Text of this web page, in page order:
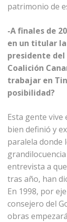
patrimonio de
-A finales de
en un titular
presidente del
Coalición
trabajar en
posibilidad?
Esta gente vive
bien definió y
paralela donde
entrevista a
tras año, han
En 1998, por
consejero del
obras